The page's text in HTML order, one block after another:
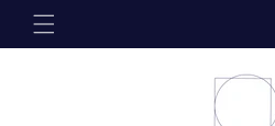
Skip to
content